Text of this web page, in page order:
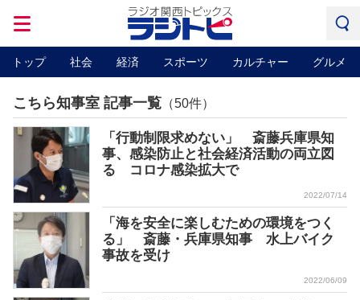
トップ 社会 経済 スポーツ カルチャー グルメ
こちら知事室 記事一覧 （50件）
「行動制限求めない」 斎藤兵庫県知
事、感染防止と社会経済活動の両立図
る コロナ感染拡大で
2022/07/14
「海を安全に楽しむための環境をつく
る」 斎藤・兵庫県知事 水上バイク
事故を受け
2022/06/09